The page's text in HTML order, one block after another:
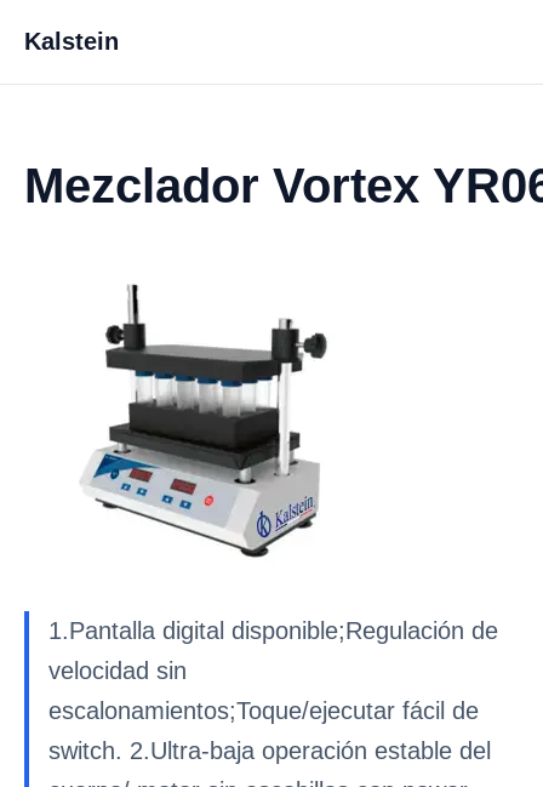
Kalstein
Mezclador Vortex
1.Pantalla digital disponible;Regulación de
velocidad sin
escalonamientos;Toque/ejecutar fácil de
switch. 2.Ultra-baja operación estable del